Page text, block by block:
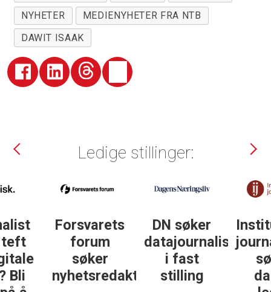
NYHETER
MEDIENYHETER FRA NTB
DAWIT ISAAK
Ledige stillinger:
DN søker
datajournalist
i fast
stilling
Institutt for
journalistikk
daglig
DN søker
some-
journalist